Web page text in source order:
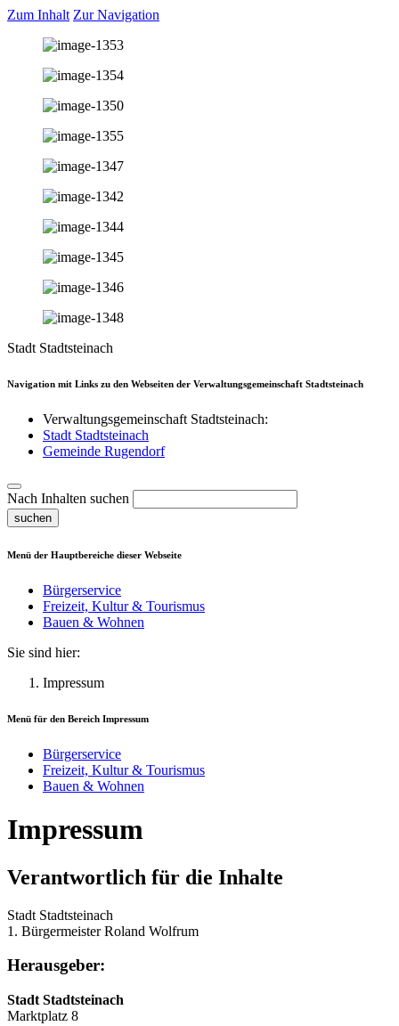
Zum Inhalt Zur Navigation
Stadt Stadtsteinach
Navigation mit Links zu den Webseiten der Verwaltungsgemeinschaft Stadtsteinach
Verwaltungsgemeinschaft Stadtsteinach:
Stadt Stadtsteinach
Gemeinde Rugendorf
Nach Inhalten suchen
suchen
Menü der Hauptbereiche dieser Webseite
Bürgerservice
Freizeit, Kultur & Tourismus
Bauen & Wohnen
Sie sind hier:
Impressum
Menü für den Bereich Impressum
Bürgerservice
Freizeit, Kultur & Tourismus
Bauen & Wohnen
Impressum
Verantwortlich für die Inhalte
Stadt Stadtsteinach
1. Bürgermeister Roland Wolfrum
Herausgeber:
Stadt Stadtsteinach
Marktplatz 8